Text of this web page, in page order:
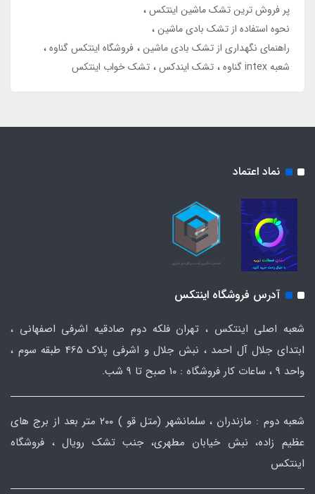
پر فروش ترین تشک ماشین اینتکس
نحوه استفاده از تشک بادی ماشین
راهنمای نگهداری از تشک بادی ماشین فروشگاه اینتکس گناوه
شعبه intex گناوه
تشک ایندکس تشک خواب اینتکس
نماد اعتماد
آدرس فروشگاه اینتکس
شعبه اصلی اینتکس ، تهران فلکه دوم صادقیه اشرفی اصفهانی ،
ابتدای جلال آل احمد ، نبش جلال و اشرفی پلاک 465 طبقه سوم ،
واحد ۹ ، ساعات کار فروشگاه : ۱۰ صبح تا ۹ شب.
شعبه دوم : مازندران ، سلمانشهر (متل قو ) ۲۰۰ متر بعد از برج های
عظیم زاده، نبش خیابان مطهری، جنب تشک رویال ، فروشگاه
اینتکس